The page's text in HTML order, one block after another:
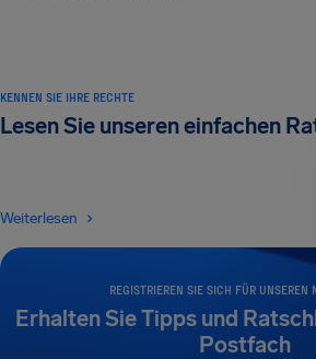
REGISTRIEREN SIE SICH FÜR UNSEREN
Erhalten Sie Tipps und
Postfach
KENNEN SIE IHRE RECHTE
Lesen Sie unseren einfachen
Weiterlesen